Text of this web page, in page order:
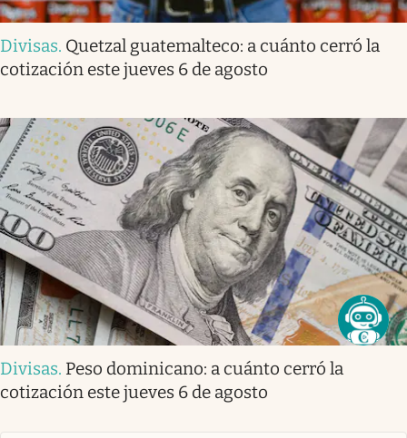
Divisas. Quetzal guatemalteco: a cuánto cerró la
cotización este jueves 6 de agosto
Divisas. Peso dominicano: a cuánto cerró la
cotización este jueves 6 de agosto